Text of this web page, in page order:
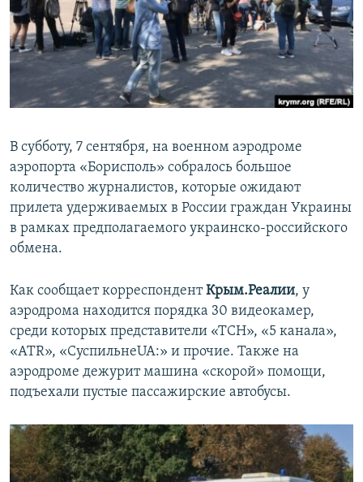
ПОБЕДИТЕЛЕЙ НЕ СУДЯТ?
КРЫМ.НЕПОКОРЕННЫЙ
УКРАИНСКАЯ ПРОБЛЕМА КРЫМА
ПРИСОЕДИНЯЙТЕСЬ!
В субботу, 7 сентября, на военном аэродроме
аэропорта «Борисполь» собралось большое
количество журналистов, которые ожидают
прилета удерживаемых в России граждан Украины
в рамках предполагаемого украинско-российского
обмена.
Как сообщает корреспондентКрым.Реалии, у
аэродрома находится порядка 30 видеокамер,
среди которых представители «ТСН», «5 канала»,
«ATR», «CуспильнеUA:» и прочие. Также на
аэродроме дежурит машина «скорой» помощи,
подъехали пустые пассажирские автобусы.